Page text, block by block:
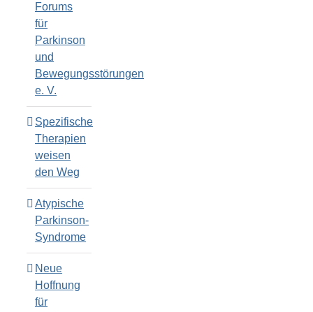
Forums
für
Parkinson
und
Bewegungsstörungen
e. V.
Spezifische
Therapien
weisen
den Weg
Atypische
Parkinson-
Syndrome
Neue
Hoffnung
für